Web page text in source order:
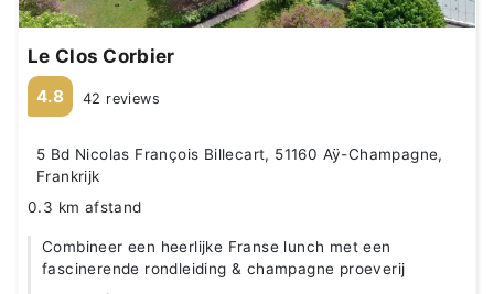
Le Clos Corbier
4.8 42 reviews
5 Bd Nicolas François Billecart, 51160 Aÿ-Champagne,
Frankrijk
0.3 km afstand
Combineer een heerlijke Franse lunch met een
fascinerende rondleiding & champagne proeverij